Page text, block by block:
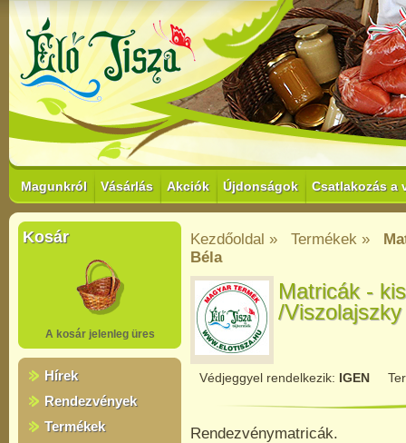
Magunkról Vásárlás Akciók Újdonságok Csatlakozás a
Kosár
A kosár jelenleg üres
Hírek
Rendezvények
Termékek
Kezdőoldal » Termékek »
Béla
Matricák -
/
Védjeggyel rendelkezik: IGEN
Rendezvénymatricák.